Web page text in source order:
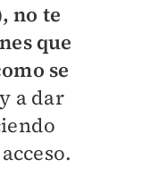
no te
que
se
a dar